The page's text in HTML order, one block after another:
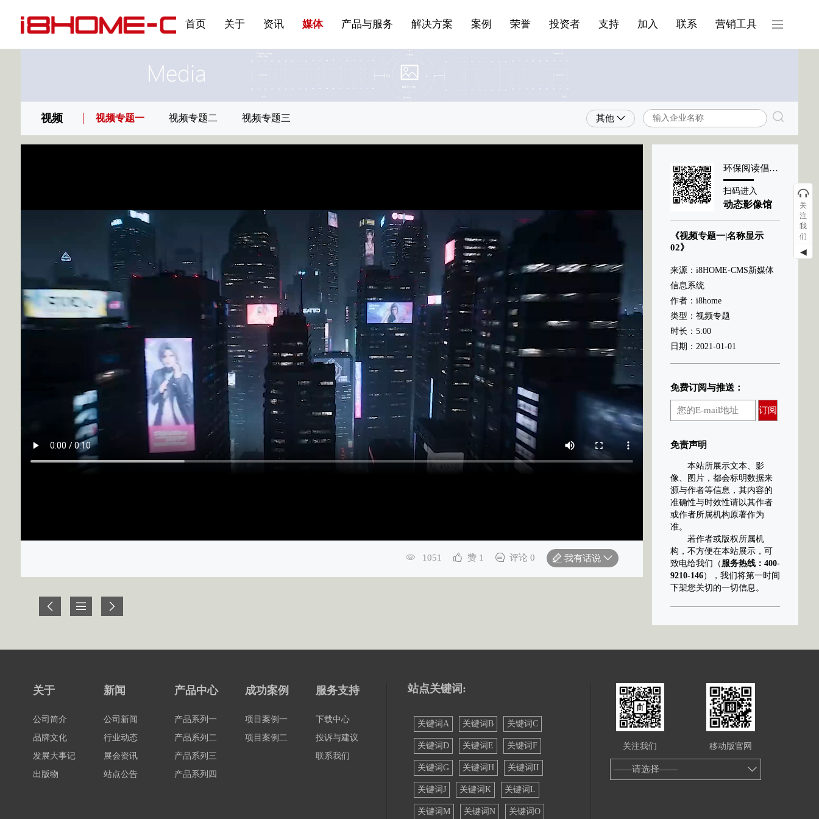
首页 关于
资讯
媒体
刊物专题三
产品与服务
产品&服务系列一 | 第02条
解决方案
案例
应用领域7
荣誉
投资者
支持
加入
联系
营销工具
视频 视频专题一 视频专题二 视频专题三 其他
1051 赞 1 评论 0 我有话说
环保阅读倡导者
扫码进入
动态影像馆
《视频专题一|名称显示
02》
来源：i8HOME-CMS新媒体
信息系统
作者：i8home
类型：视频专题
时长：5:00
日期：2021-01-01
免费订阅与推送：
订阅
免责声明
本站所展示文本、影
像、图片，都会标明数据来
源与作者等信息，其内容的
准确性与时效性请以其作者
或作者所属机构原著作为
准。
若作者或版权所属机
构，不方便在本站展示，可
致电给我们（ 服务热线：400-
9210-146），我们将第一时间
下架您关切的一切信息。
关于
公司简介
品牌文化
发展大事记
出版物
新闻
公司新闻
行业动态
展会资讯
站点公告
产品中心
产品系列一
产品系列二
产品系列三
产品系列四
成功案例
项目案例一
项目案例二
服务支持
下载中心
投诉与建议
联系我们
站点关键词:
关键词A 关键词B 关键词C
关键词D 关键词E 关键词F
关键词G 关键词H 关键词II
关键词J 关键词K 关键词L
关键词M 关键词N 关键词O
关注我们 移动版官网
——请选择——
关
注
我
们
◀